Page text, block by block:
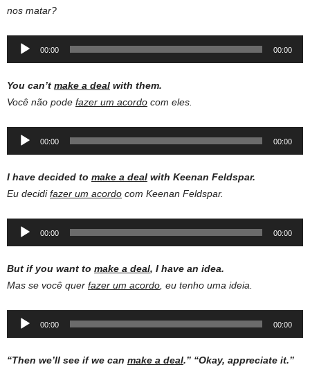
nos matar?
Audio
00:00 00:00
You can’t make a deal with them.
Você não pode fazer um acordo com eles.
Audio
00:00 00:00
I have decided to make a deal with Keenan Feldspar.
Eu decidifazer um acordo com Keenan Feldspar.
Audio
00:00 00:00
But if you want to make a deal, I have an idea.
Mas se você quer fazer um acordo , eu tenho uma ideia.
Audio
00:00 00:00
“Then we’ll see if we can make a deal.” “Okay, appreciate it.”